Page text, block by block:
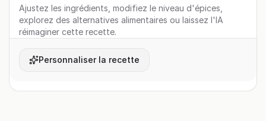
Ajustez les ingrédients, modifiez le niveau d'épices,
explorez des alternatives alimentaires ou laissez l'IA
réimaginer cette recette.
Personnaliser la recette